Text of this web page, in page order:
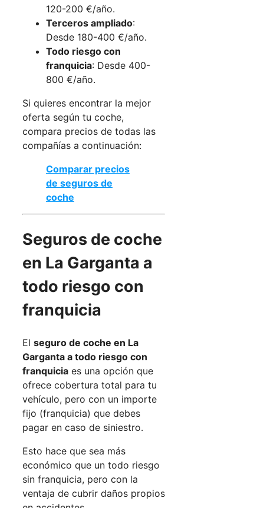
120-200 €/año.
Terceros ampliado:
Desde 180-400 €/año.
Todo riesgo con
franquicia: Desde 400-
800 €/año.
Si quieres encontrar la mejor
oferta según tu coche,
compara precios de todas las
compañías a continuación:
Comparar precios
de seguros de
coche
Seguros de coche
en La Garganta a
todo riesgo con
franquicia
El seguro de coche en La
Garganta a todo riesgo con
franquicia es una opción que
ofrece cobertura total para tu
vehículo, pero con un importe
fijo (franquicia) que debes
pagar en caso de siniestro.
Esto hace que sea más
económico que un todo riesgo
sin franquicia, pero con la
ventaja de cubrir daños propios